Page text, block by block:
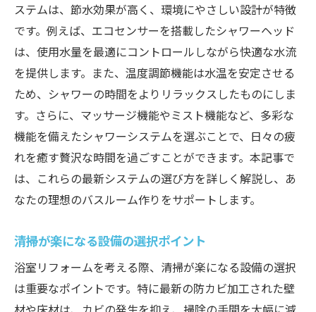
ステムは、節水効果が高く、環境にやさしい設計が特徴
です。例えば、エコセンサーを搭載したシャワーヘッド
は、使用水量を最適にコントロールしながら快適な水流
を提供します。また、温度調節機能は水温を安定させる
ため、シャワーの時間をよりリラックスしたものにしま
す。さらに、マッサージ機能やミスト機能など、多彩な
機能を備えたシャワーシステムを選ぶことで、日々の疲
れを癒す贅沢な時間を過ごすことができます。本記事で
は、これらの最新システムの選び方を詳しく解説し、あ
なたの理想のバスルーム作りをサポートします。
清掃が楽になる設備の選択ポイント
浴室リフォームを考える際、清掃が楽になる設備の選択
は重要なポイントです。特に最新の防カビ加工された壁